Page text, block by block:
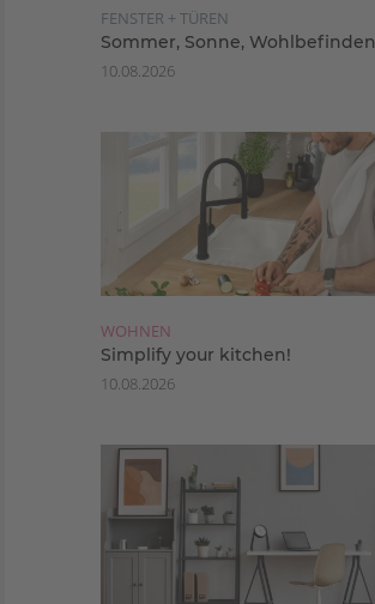
FENSTER + TÜREN
Sommer, Sonne, Wohlbefinden
10.08.2026
WOHNEN
Simplify your kitchen!
10.08.2026